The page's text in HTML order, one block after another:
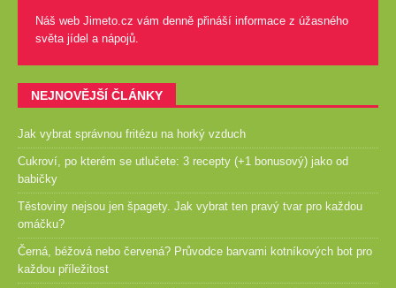
Náš web Jimeto.cz vám denně přináší informace z úžasného
světa jídel a nápojů.
NEJNOVĚJŠÍ ČLÁNKY
Jak vybrat správnou fritézu na horký vzduch
Cukroví, po kterém se utlučete: 3 recepty (+1 bonusový) jako od
babičky
Těstoviny nejsou jen špagety. Jak vybrat ten pravý tvar pro každou
omáčku?
Černá, béžová nebo červená? Průvodce barvami kotníkových bot pro
každou příležitost